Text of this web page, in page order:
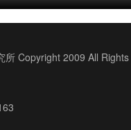
所 Copyright 2009 All Rights